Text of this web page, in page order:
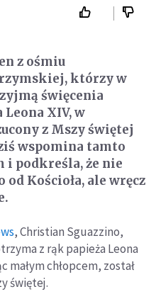
z ośmiu
którzy w
święcenia
XIV, w
z Mszy świętej
wspomina tamto
i podkreśla, że nie
Kościoła, ale wręcz
, Christian Sguazzino,
z rąk papieża Leona
małym chłopcem, został
świętej.